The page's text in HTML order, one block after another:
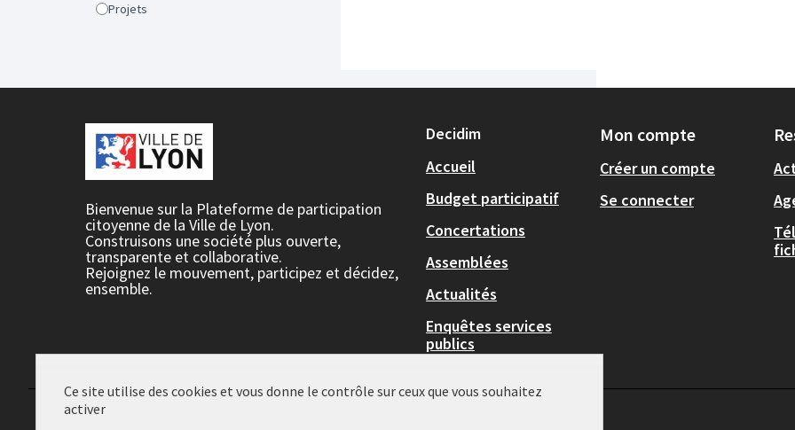
Projets
Bienvenue sur la Plateforme de participation
citoyenne de la Ville de Lyon.
Construisons une société plus ouverte,
transparente et collaborative.
Rejoignez le mouvement, participez et décidez,
ensemble.
Decidim
Accueil
Budget participatif
Concertations
Assemblées
Actualités
Enquêtes services
publics
Mon compte
Créer un compte
Se connecter
Ce site utilise des cookies et vous donne le contrôle sur ceux que vous souhaitez
activer